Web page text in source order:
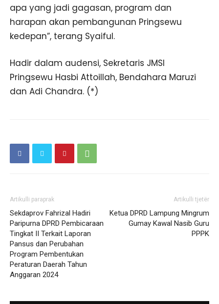
apa yang jadi gagasan, program dan
harapan akan pembangunan Pringsewu
kedepan”, terang Syaiful.
Hadir dalam audensi, Sekretaris JMSI
Pringsewu Hasbi Attoillah, Bendahara Maruzi
dan Adi Chandra. (*)
Artikulli paraprak
Sekdaprov Fahrizal Hadiri
Paripurna DPRD Pembicaraan
Tingkat II Terkait Laporan
Pansus dan Perubahan
Program Pembentukan
Peraturan Daerah Tahun
Anggaran 2024
Artikulli tjetër
Ketua DPRD Lampung Mingrum
Gumay Kawal Nasib Guru
PPPK